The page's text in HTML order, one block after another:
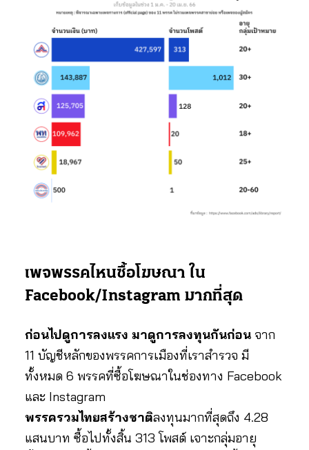
เพจพรรคไหนซื้อโฆษณา ใน
Facebook/Instagram มากที่สุด
ก่อนไปดูการลงแรง มาดูการลงทุนกันก่อน จาก
11 บัญชีหลักของพรรคการเมืองที่เราสำรวจ มี
ทั้งหมด 6 พรรคที่ซื้อโฆษณาในช่องทาง Facebook
และ Instagram
พรรครวมไทยสร้างชาติลงทุนมากที่สุดถึง 4.28
แสนบาท ซื้อไปทั้งสิ้น 313 โพสต์ เจาะกลุ่มอายุ